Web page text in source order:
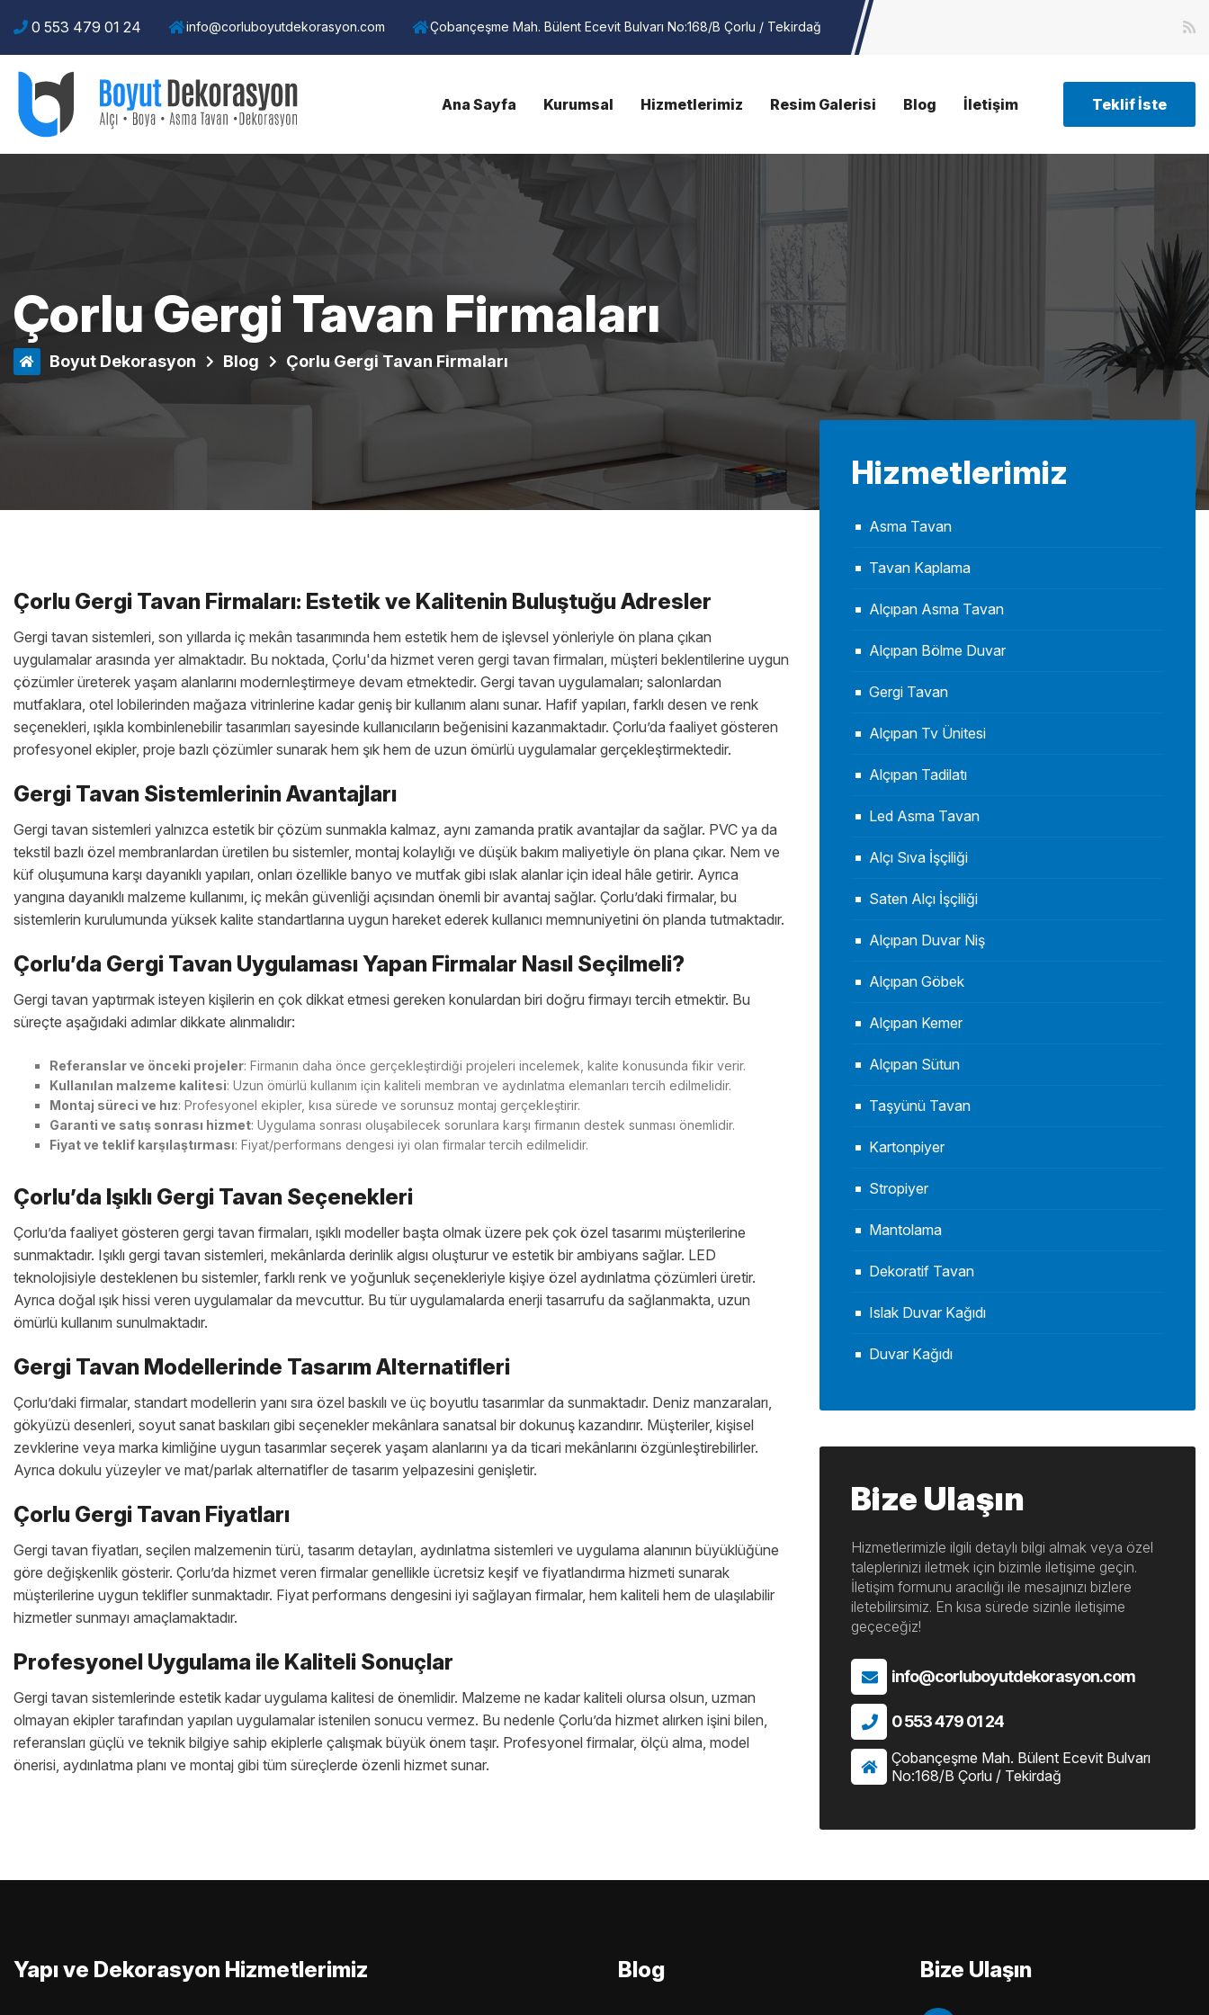
0 553 479 01 24 info@corluboyutdekorasyon.com Çobançeşme Mah. Bülent Ecevit Bulvarı No:168/B Çorlu / Tekirdağ
Ana Sayfa Kurumsal Hizmetlerimiz Resim Galerisi Blog İletişim Teklif İste
Çorlu Gergi Tavan Firmaları
Boyut Dekorasyon Blog Çorlu Gergi Tavan Firmaları
Hizmetlerimiz
Asma Tavan
Tavan Kaplama
Alçıpan Asma Tavan
Alçıpan Bölme Duvar
Gergi Tavan
Alçıpan Tv Ünitesi
Alçıpan Tadilatı
Led Asma Tavan
Alçı Sıva İşçiliği
Saten Alçı İşçiliği
Alçıpan Duvar Niş
Alçıpan Göbek
Alçıpan Kemer
Alçıpan Sütun
Taşyünü Tavan
Kartonpiyer
Stropiyer
Mantolama
Dekoratif Tavan
Islak Duvar Kağıdı
Duvar Kağıdı
Bize Ulaşın
Hizmetlerimizle ilgili detaylı bilgi almak veya özel
taleplerinizi iletmek için bizimle iletişime geçin.
İletişim formunu aracılığı ile mesajınızı bizlere
iletebilirsimiz. En kısa sürede sizinle iletişime
geçeceğiz!
info@corluboyutdekorasyon.com
0 553 479 01 24
Çobançeşme Mah. Bülent Ecevit Bulvarı
No:168/B Çorlu / Tekirdağ
Çorlu Gergi Tavan Firmaları: Estetik ve Kalitenin Buluştuğu Adresler
Gergi tavan sistemleri, son yıllarda iç mekân tasarımında hem estetik hem de işlevsel yönleriyle ön plana çıkan
uygulamalar arasında yer almaktadır. Bu noktada, Çorlu'da hizmet veren gergi tavan firmaları, müşteri beklentilerine uygun
çözümler üreterek yaşam alanlarını modernleştirmeye devam etmektedir. Gergi tavan uygulamaları; salonlardan
mutfaklara, otel lobilerinden mağaza vitrinlerine kadar geniş bir kullanım alanı sunar. Hafif yapıları, farklı desen ve renk
seçenekleri, ışıkla kombinlenebilir tasarımları sayesinde kullanıcıların beğenisini kazanmaktadır. Çorlu’da faaliyet gösteren
profesyonel ekipler, proje bazlı çözümler sunarak hem şık hem de uzun ömürlü uygulamalar gerçekleştirmektedir.
Gergi Tavan Sistemlerinin Avantajları
Gergi tavan sistemleri yalnızca estetik bir çözüm sunmakla kalmaz, aynı zamanda pratik avantajlar da sağlar. PVC ya da
tekstil bazlı özel membranlardan üretilen bu sistemler, montaj kolaylığı ve düşük bakım maliyetiyle ön plana çıkar. Nem ve
küf oluşumuna karşı dayanıklı yapıları, onları özellikle banyo ve mutfak gibi ıslak alanlar için ideal hâle getirir. Ayrıca
yangına dayanıklı malzeme kullanımı, iç mekân güvenliği açısından önemli bir avantaj sağlar. Çorlu’daki firmalar, bu
sistemlerin kurulumunda yüksek kalite standartlarına uygun hareket ederek kullanıcı memnuniyetini ön planda tutmaktadır.
Çorlu’da Gergi Tavan Uygulaması Yapan Firmalar Nasıl Seçilmeli?
Gergi tavan yaptırmak isteyen kişilerin en çok dikkat etmesi gereken konulardan biri doğru firmayı tercih etmektir. Bu
süreçte aşağıdaki adımlar dikkate alınmalıdır:
Referanslar ve önceki projeler: Firmanın daha önce gerçekleştirdiği projeleri incelemek, kalite konusunda fikir verir.
Kullanılan malzeme kalitesi: Uzun ömürlü kullanım için kaliteli membran ve aydınlatma elemanları tercih edilmelidir.
Montaj süreci ve hız: Profesyonel ekipler, kısa sürede ve sorunsuz montaj gerçekleştirir.
Garanti ve satış sonrası hizmet: Uygulama sonrası oluşabilecek sorunlara karşı firmanın destek sunması önemlidir.
Fiyat ve teklif karşılaştırması: Fiyat/performans dengesi iyi olan firmalar tercih edilmelidir.
Çorlu’da Işıklı Gergi Tavan Seçenekleri
Çorlu’da faaliyet gösteren gergi tavan firmaları, ışıklı modeller başta olmak üzere pek çok özel tasarımı müşterilerine
sunmaktadır. Işıklı gergi tavan sistemleri, mekânlarda derinlik algısı oluşturur ve estetik bir ambiyans sağlar. LED
teknolojisiyle desteklenen bu sistemler, farklı renk ve yoğunluk seçenekleriyle kişiye özel aydınlatma çözümleri üretir.
Ayrıca doğal ışık hissi veren uygulamalar da mevcuttur. Bu tür uygulamalarda enerji tasarrufu da sağlanmakta, uzun
ömürlü kullanım sunulmaktadır.
Gergi Tavan Modellerinde Tasarım Alternatifleri
Çorlu’daki firmalar, standart modellerin yanı sıra özel baskılı ve üç boyutlu tasarımlar da sunmaktadır. Deniz manzaraları,
gökyüzü desenleri, soyut sanat baskıları gibi seçenekler mekânlara sanatsal bir dokunuş kazandırır. Müşteriler, kişisel
zevklerine veya marka kimliğine uygun tasarımlar seçerek yaşam alanlarını ya da ticari mekânlarını özgünleştirebilirler.
Ayrıca dokulu yüzeyler ve mat/parlak alternatifler de tasarım yelpazesini genişletir.
Çorlu Gergi Tavan Fiyatları
Gergi tavan fiyatları, seçilen malzemenin türü, tasarım detayları, aydınlatma sistemleri ve uygulama alanının büyüklüğüne
göre değişkenlik gösterir. Çorlu’da hizmet veren firmalar genellikle ücretsiz keşif ve fiyatlandırma hizmeti sunarak
müşterilerine uygun teklifler sunmaktadır. Fiyat performans dengesini iyi sağlayan firmalar, hem kaliteli hem de ulaşılabilir
hizmetler sunmayı amaçlamaktadır.
Profesyonel Uygulama ile Kaliteli Sonuçlar
Gergi tavan sistemlerinde estetik kadar uygulama kalitesi de önemlidir. Malzeme ne kadar kaliteli olursa olsun, uzman
olmayan ekipler tarafından yapılan uygulamalar istenilen sonucu vermez. Bu nedenle Çorlu’da hizmet alırken işini bilen,
referansları güçlü ve teknik bilgiye sahip ekiplerle çalışmak büyük önem taşır. Profesyonel firmalar, ölçü alma, model
önerisi, aydınlatma planı ve montaj gibi tüm süreçlerde özenli hizmet sunar.
Yapı ve Dekorasyon Hizmetlerimiz Blog Bize Ulaşın